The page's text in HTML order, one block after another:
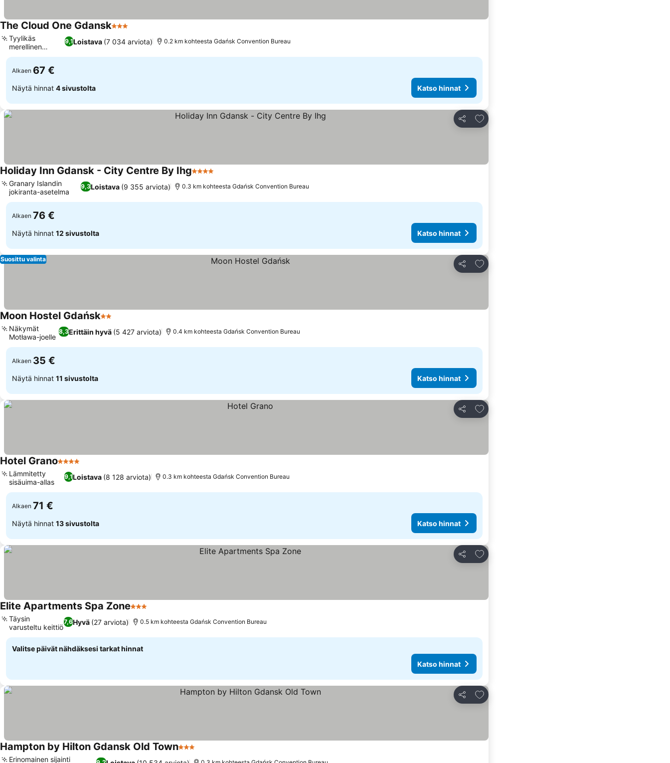
The Cloud One Gdansk3 Tähtiluokitus
9,1Loistava (7 034 arviota)
Tyylikäs
merellinen
design
0.2 km kohteesta Gdańsk Convention Bureau
Alkaen 67 €
Näytä hinnat 4 sivustolta Katso hinnat
Jaa
Lisää suosikkeihin
Holiday Inn Gdansk - City Centre By Ihg4 Tähtiluokitus
9,3Loistava (9 355 arviota)
Granary Islandin
jokiranta-asetelma
0.3 km kohteesta Gdańsk Convention Bureau
Alkaen 76 €
Näytä hinnat 12 sivustolta Katso hinnat
Jaa
Lisää suosikkeihin
Suosittu valinta
Moon Hostel Gdańsk2 Tähtiluokitus
8,3Erittäin hyvä (5 427 arviota)
Näkymät
Motława-joelle
0.4 km kohteesta Gdańsk Convention Bureau
Alkaen 35 €
Näytä hinnat 11 sivustolta Katso hinnat
Jaa
Lisää suosikkeihin
Hotel Grano4 Tähtiluokitus
9,1Loistava (8 128 arviota)
Lämmitetty
sisäuima-allas
0.3 km kohteesta Gdańsk Convention Bureau
Alkaen 71 €
Näytä hinnat 13 sivustolta Katso hinnat
Jaa
Lisää suosikkeihin
Elite Apartments Spa Zone3 Tähtiluokitus
7,6Hyvä (27 arviota)
Täysin
varusteltu keittiö
0.5 km kohteesta Gdańsk Convention Bureau
Valitse päivät nähdäksesi tarkat hinnat
Katso hinnat
Jaa
Lisää suosikkeihin
Hampton by Hilton Gdansk Old Town3 Tähtiluokitus
Erinomainen sijainti